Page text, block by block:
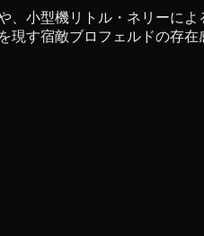
小型機リトル・ネリーに
す宿敵ブロフェルドの存在